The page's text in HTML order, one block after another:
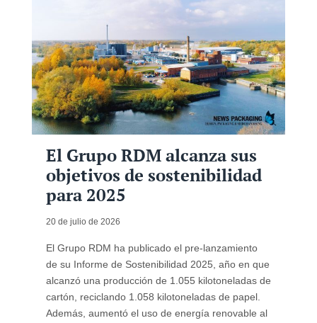
El Grupo RDM alcanza sus
objetivos de sostenibilidad
para 2025
20 de julio de 2026
El Grupo RDM ha publicado el pre-lanzamiento
de su Informe de Sostenibilidad 2025, año en que
alcanzó una producción de 1.055 kilotoneladas de
cartón, reciclando 1.058 kilotoneladas de papel.
Además, aumentó el uso de energía renovable al